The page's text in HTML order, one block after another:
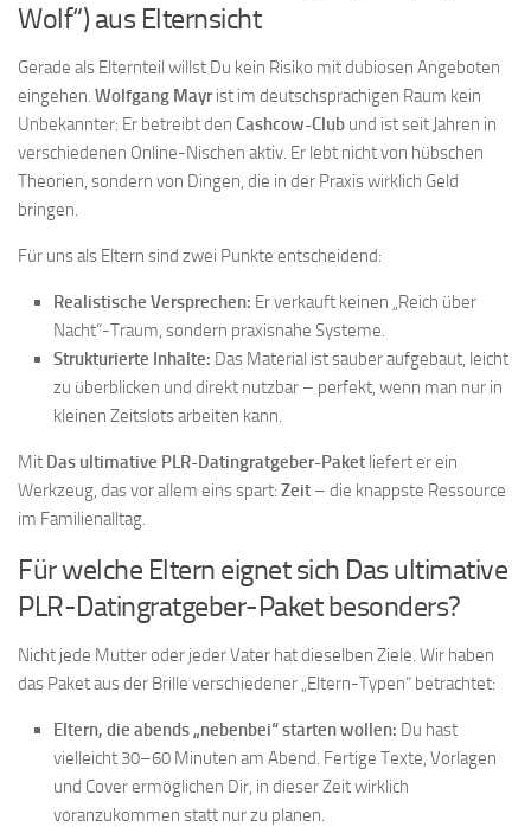
Wolf“) aus Elternsicht
Gerade als Elternteil willst Du kein Risiko mit dubiosen Angeboten
eingehen. Wolfgang Mayrist im deutschsprachigen Raum kein
Unbekannter: Er betreibt den Cashcow-Club und ist seit Jahren in
verschiedenen Online-Nischen aktiv. Er lebt nicht von hübschen
Theorien, sondern von Dingen, die in der Praxis wirklich Geld
bringen.
Für uns als Eltern sind zwei Punkte entscheidend:
Realistische Versprechen: Er verkauft keinen „Reich über
Nacht“-Traum, sondern praxisnahe Systeme.
Strukturierte Inhalte: Das Material ist sauber aufgebaut, leicht
zu überblicken und direkt nutzbar – perfekt, wenn man nur in
kleinen Zeitslots arbeiten kann.
Mit Das ultimative PLR-Datingratgeber-Paket liefert er ein
Werkzeug, das vor allem eins spart: Zeit – die knappste Ressource
im Familienalltag.
Für welche Eltern eignet sich Das ultimative
PLR-Datingratgeber-Paket besonders?
Nicht jede Mutter oder jeder Vater hat dieselben Ziele. Wir haben
das Paket aus der Brille verschiedener „Eltern-Typen“ betrachtet:
Eltern, die abends „nebenbei“ starten wollen: Du hast
vielleicht 30–60 Minuten am Abend. Fertige Texte, Vorlagen
und Cover ermöglichen Dir, in dieser Zeit wirklich
voranzukommen statt nur zu planen.